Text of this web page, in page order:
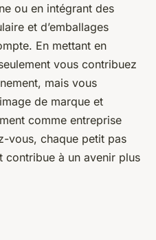
ou en intégrant des
et d’emballages
En mettant en
vous contribuez
mais vous
de marque et
comme entreprise
vous, chaque petit pas
contribue à un avenir plus